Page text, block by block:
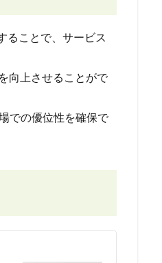
ることで、サービス
向上させることがで
での優位性を確保で